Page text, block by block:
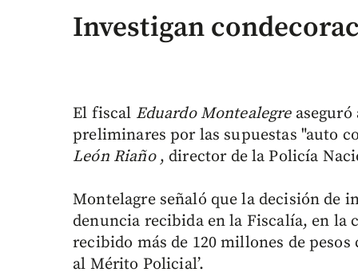
Investigan
El fiscal Eduardo Montealegre
preliminares por las supuestas "auto
León Riaño, director de la Policía
Montelagre señaló que la decisión de
denuncia recibida en la Fiscalía, en la
recibido más de 120 millones de
al Mérito Policial’.